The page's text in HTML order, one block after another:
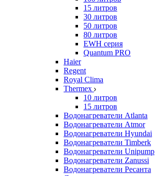
15 литров
30 литров
50 литров
80 литров
EWH серия
Quantum PRO
Haier
Regent
Royal Clima
Thermex
10 литров
15 литров
Водонагреватели Atlanta
Водонагреватели Atmor
Водонагреватели Hyundai
Водонагреватели Timberk
Водонагреватели Unipump
Водонагреватели Zanussi
Водонагреватели Ресанта